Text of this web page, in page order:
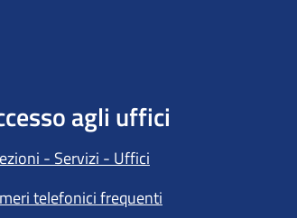
agli uffici
- Servizi - Uffici
telefonici frequenti